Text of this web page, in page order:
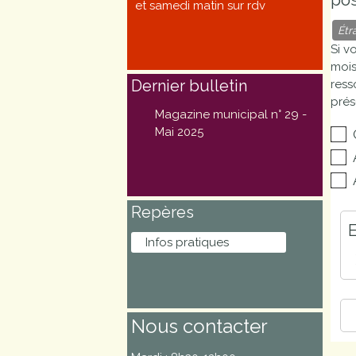
Réglementation
Démarches
Rhône
Médiathèque
Si
et samedi matin sur rdv
Dernier bulletin
Magazine municipal n° 29 -
Mai 2025
Repères
Infos pratiques
Nous contacter